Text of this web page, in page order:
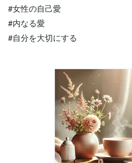
#女性の自己愛
#内なる愛
#自分を大切にする